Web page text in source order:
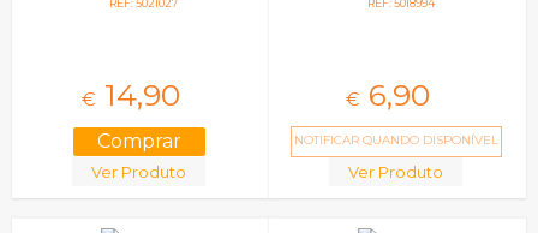
REF: 5021027
€ 14,90
Ver Produto
REF: 5018994
€ 6,90
NOTIFICAR QUANDO DISPONÍVEL
Ver Produto